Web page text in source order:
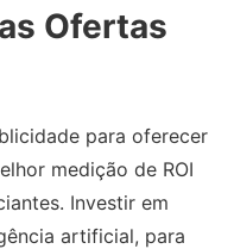
Ofertas
para oferecer
medição de ROI
Investir em
artificial, para